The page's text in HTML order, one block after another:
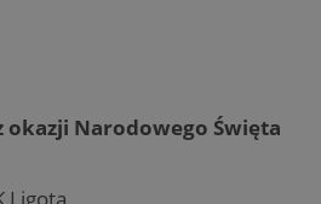
okazji Narodowego Święta